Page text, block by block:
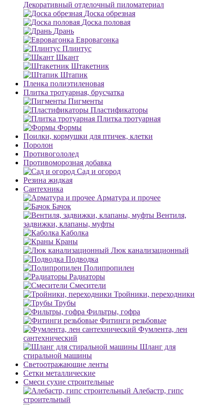
Декоративный отделочный пиломатериал
Доска обрезная
Доска половая
Дрань
Евровагонка
Плинтус
Шкант
Штакетник
Штапик
Пленка полиэтиленовая
Плитка тротуарная, брусчатка
Пигменты
Пластификаторы
Плитка тротуарная
Формы
Поилки, кормушки для птичек, клетки
Поролон
Противогололед
Противоморозная добавка
Сад и огород
Резина жидкая
Сантехника
Арматура и прочее
Бачок
Вентиля,
задвижки, клапаны, муфты
Каболка
Краны
Люк канализационный
Подводка
Полипропилен
Радиаторы
Смесители
Тройники, переходники
Трубы
Фильтры, гофра
Фитинги резьбовые
Фумлента, лен
сантехнический
Шланг для
стиральной машины
Светоотражающие ленты
Сетки металлические
Смеси сухие строительные
Алебастр, гипс
строительный